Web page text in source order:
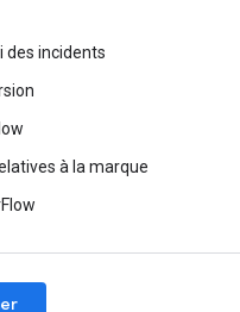
des incidents
à la marque